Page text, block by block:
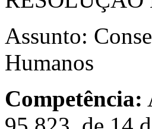
Assunto:
Humanos
Competência: